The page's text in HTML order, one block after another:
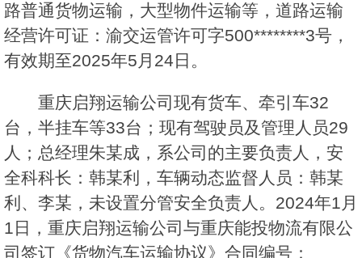
路普通货物运输，大型物件运输等，道路运输
经营许可证：渝交运管许可字500********3号，
有效期至2025年5月24日。
重庆启翔运输公司现有货车、牵引车32
台，半挂车等33台；现有驾驶员及管理人员29
人；总经理朱某成，系公司的主要负责人，安
全科科长：韩某利，车辆动态监督人员：韩某
利、李某，未设置分管安全负责人。2024年1月
1日，重庆启翔运输公司与重庆能投物流有限公
司签订《货物汽车运输协议》合同编号：